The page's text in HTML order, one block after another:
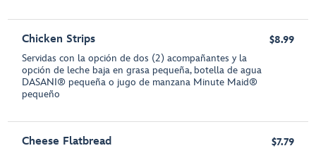
Chicken Strips
Servidas con la opción de dos (2) acompañantes y la
opción de leche baja en grasa pequeña, botella de agua
DASANI® pequeña o jugo de manzana Minute Maid®
pequeño
$8.99
Cheese Flatbread $7.79